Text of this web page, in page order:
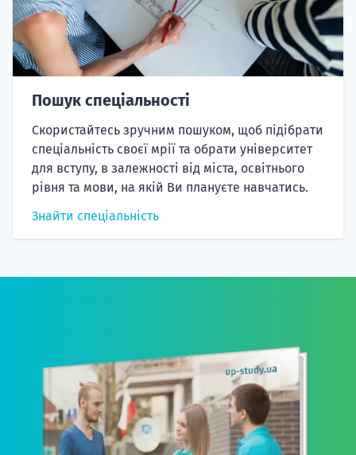
Пошук спеціальності
Скористайтесь зручним пошуком, щоб підібрати
спеціальність своєї мрії та обрати університет
для вступу, в залежності від міста, освітнього
рівня та мови, на якій Ви плануєте навчатись.
Знайти спеціальність